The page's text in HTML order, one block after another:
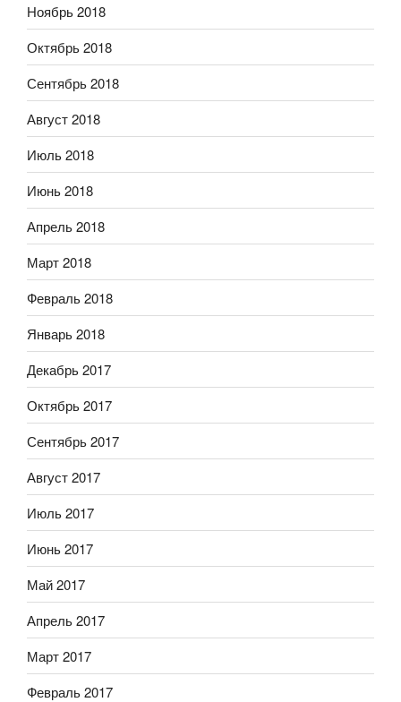
Ноябрь 2018
Октябрь 2018
Сентябрь 2018
Август 2018
Июль 2018
Июнь 2018
Апрель 2018
Март 2018
Февраль 2018
Январь 2018
Декабрь 2017
Октябрь 2017
Сентябрь 2017
Август 2017
Июль 2017
Июнь 2017
Май 2017
Апрель 2017
Март 2017
Февраль 2017